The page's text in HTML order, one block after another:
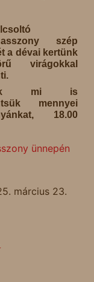
szép
a dévai kertünk
virágokkal
mi is
mennyei
18.00
ünnepén
március 23.